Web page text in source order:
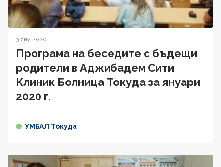
3 яну 2020
Програма на беседите с бъдещи
родители в Аджибадем Сити
Клиник Болница Токуда за януари
2020 г.
УМБАЛ Токуда